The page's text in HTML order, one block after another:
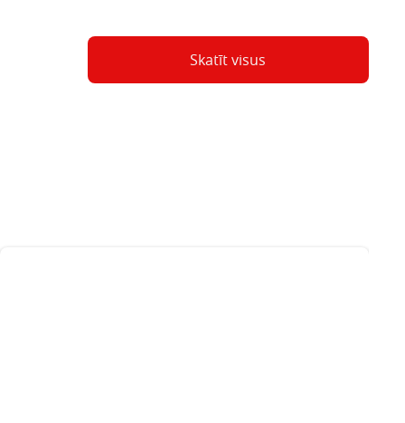
Skatīt visus